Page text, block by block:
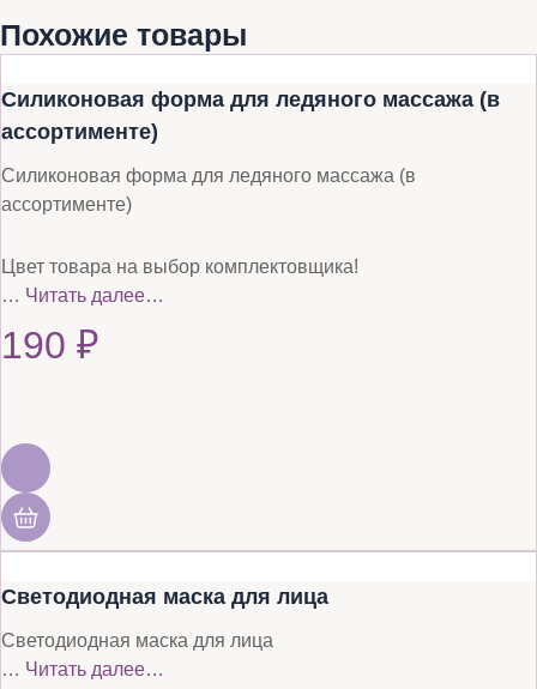
Похожие товары
Силиконовая форма для ледяного массажа (в
ассортименте)
Силиконовая форма для ледяного массажа (в
ассортименте)
Цвет товара на выбор комплектовщика!
… Читать далее…
190 ₽
Светодиодная маска для лица
Светодиодная маска для лица
… Читать далее…